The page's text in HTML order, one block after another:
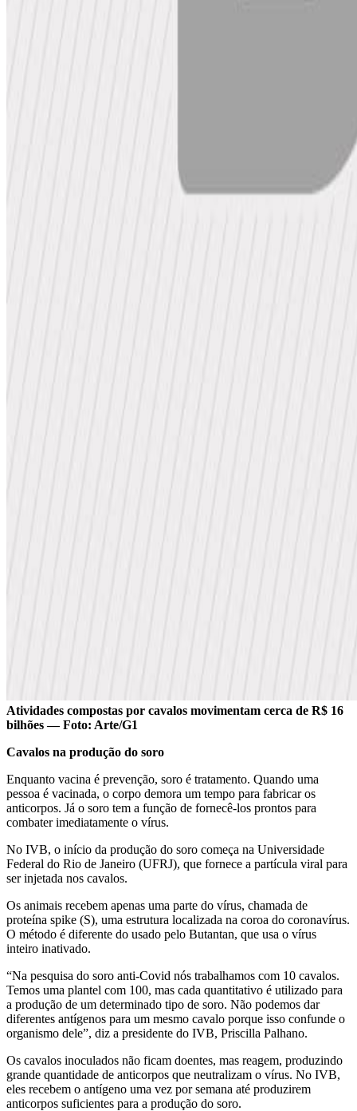
Atividades compostas por cavalos movimentam cerca de R$ 16
bilhões — Foto: Arte/G1
Cavalos na produção do soro
Enquanto vacina é prevenção, soro é tratamento. Quando uma
pessoa é vacinada, o corpo demora um tempo para fabricar os
anticorpos. Já o soro tem a função de fornecê-los prontos para
combater imediatamente o vírus.
No IVB, o início da produção do soro começa na Universidade
Federal do Rio de Janeiro (UFRJ), que fornece a partícula viral para
ser injetada nos cavalos.
Os animais recebem apenas uma parte do vírus, chamada de
proteína spike (S), uma estrutura localizada na coroa do coronavírus.
O método é diferente do usado pelo Butantan, que usa o vírus
inteiro inativado.
“Na pesquisa do soro anti-Covid nós trabalhamos com 10 cavalos.
Temos uma plantel com 100, mas cada quantitativo é utilizado para
a produção de um determinado tipo de soro. Não podemos dar
diferentes antígenos para um mesmo cavalo porque isso confunde o
organismo dele”, diz a presidente do IVB, Priscilla Palhano.
Os cavalos inoculados não ficam doentes, mas reagem, produzindo
grande quantidade de anticorpos que neutralizam o vírus. No IVB,
eles recebem o antígeno uma vez por semana até produzirem
anticorpos suficientes para a produção do soro.